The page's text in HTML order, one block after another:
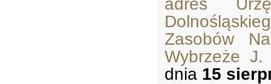
Zasobów
Wybrzeże J.
dnia 15